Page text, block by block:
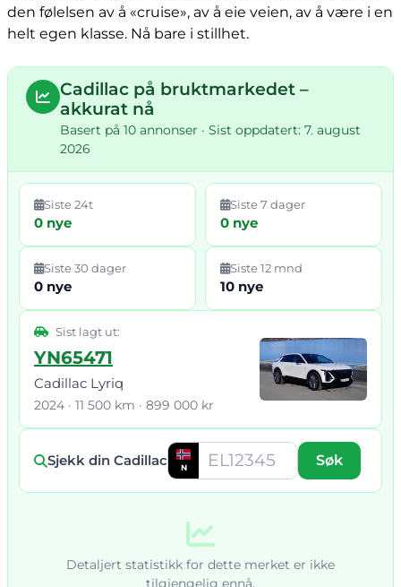
den følelsen av å «cruise», av å eie veien, av å være i en
helt egen klasse. Nå bare i stillhet.
Cadillac på bruktmarkedet –
akkurat nå
Basert på 10 annonser · Sist oppdatert: 7. august
2026
Siste 24t
0 nye
Siste 7 dager
0 nye
Siste 30 dager
0 nye
Siste 12 mnd
10 nye
Sist lagt ut:
YN65471
Cadillac Lyriq
2024 · 11 500 km · 899 000 kr
Sjekk din Cadillac N Søk
Detaljert statistikk for dette merket er ikke
tilgjengelig ennå.